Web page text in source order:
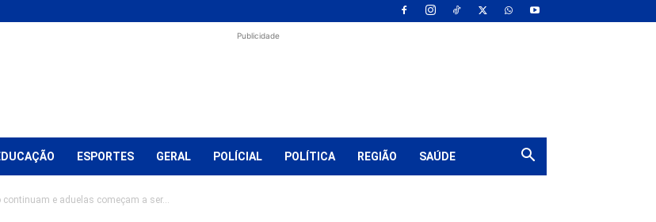
Publicidade
ESPORTES GERAL POLÍCIAL POLÍTICA REGIÃO SAÚDE
continuam e aduelas começam a ser...